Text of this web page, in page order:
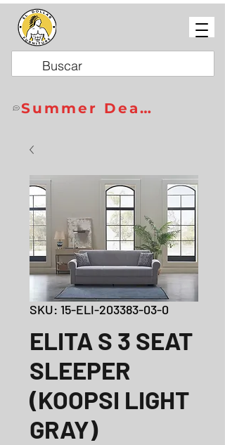
Summer Deals
SKU: 15-ELI-203383-03-0
ELITA S 3 SEAT
SLEEPER
(KOOPSI LIGHT
GRAY)